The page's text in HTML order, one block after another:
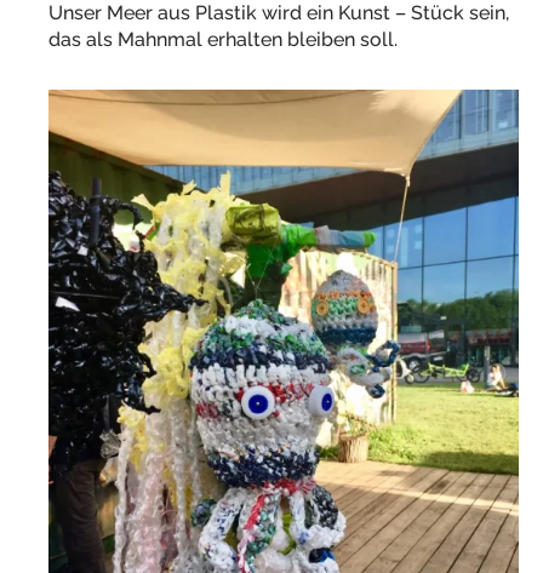
Unser Meer aus Plastik wird ein Kunst – Stück sein,
das als Mahnmal erhalten bleiben soll.